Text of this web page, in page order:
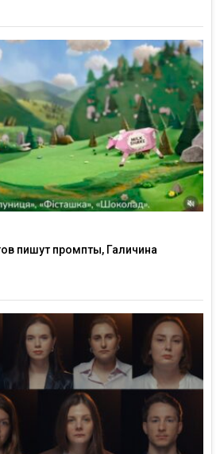
пишут промпты, Галичина